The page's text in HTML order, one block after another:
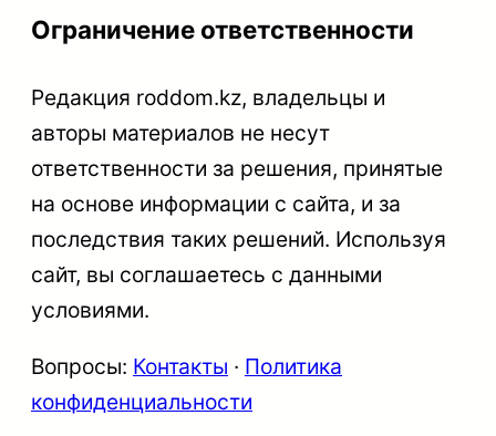
Ограничение ответственности
Редакция roddom.kz, владельцы и
авторы материалов не несут
ответственности за решения, принятые
на основе информации с сайта, и за
последствия таких решений. Используя
сайт, вы соглашаетесь с данными
условиями.
Вопросы: Контакты · Политика
конфиденциальности